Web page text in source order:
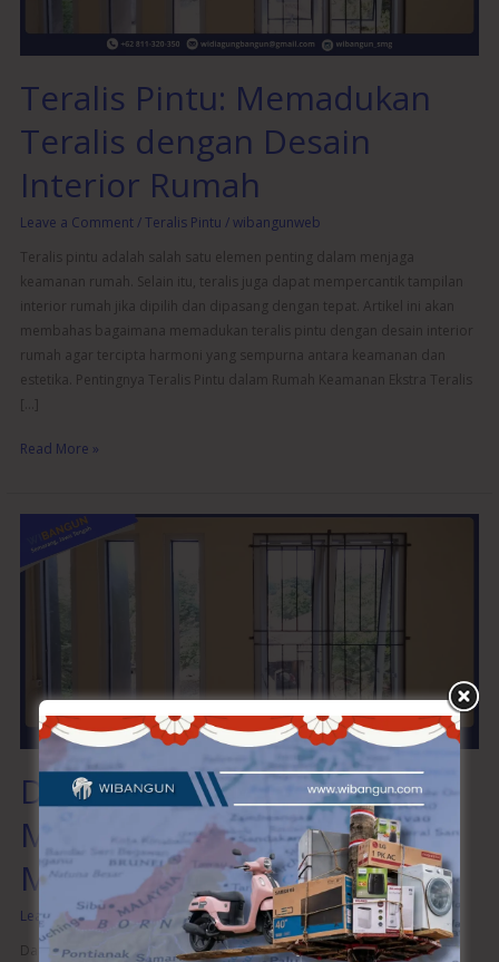
Teralis Pintu: Memadukan
Teralis dengan Desain
Interior Rumah
Leave a Comment /Teralis Pintu /wibangunweb
Teralis pintu adalah salah satu elemen penting dalam menjaga
keamanan rumah. Selain itu, teralis juga dapat mempercantik tampilan
interior rumah jika dipilih dan dipasang dengan tepat. Artikel ini akan
membahas bagaimana memadukan teralis pintu dengan desain interior
rumah agar tercipta harmoni yang sempurna antara keamanan dan
estetika. Pentingnya Teralis Pintu dalam Rumah Keamanan Ekstra Teralis
[…]
Read More »
Desain Teralis Pintu
Minimalis untuk Rumah
Modern
Leave a Comment /Desain Interior,Teralis Pintu/
wibangunweb
Dalam desain rumah modern, teralis pintu menjadi salah satu elemen
Desain
Teralis
Pintu
Rumah
Modern